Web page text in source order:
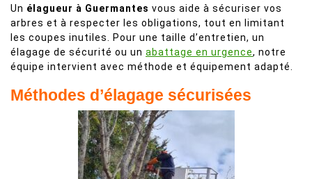
Un élagueur à Guermantes vous aide à sécuriser vos
arbres et à respecter les obligations, tout en limitant
les coupes inutiles. Pour une taille d’entretien, un
élagage de sécurité ou un abattage en urgence, notre
équipe intervient avec méthode et équipement adapté.
Méthodes d’élagage sécurisées